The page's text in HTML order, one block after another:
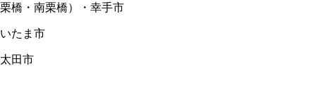
橋・南栗橋）・幸手市
たま市
田市